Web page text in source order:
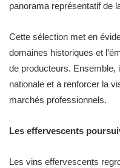
panorama représentatif de
Cette sélection met en
domaines historiques et
de producteurs. Ensemble,
nationale et à renforcer la
marchés professionnels.
Les effervescents
Les vins effervescents